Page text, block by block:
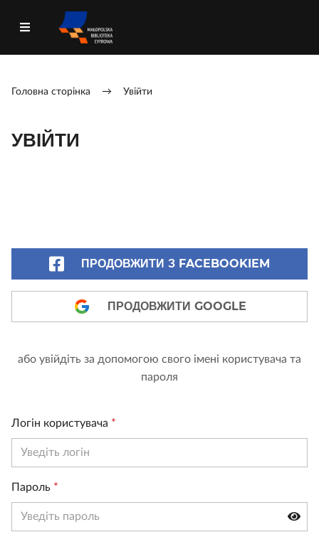
Головна сторінка → Увійти
УВІЙТИ
ПРОДОВЖИТИ З FACEBOOKIEM
ПРОДОВЖИТИ GOOGLE
або увійдіть за допомогою свого імені користувача та
пароля
Логін користувача *
Пароль *